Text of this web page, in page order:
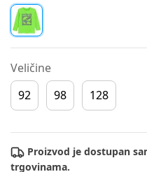
Veličine
92
98 128
Proizvod je dostupan
trgovinama.